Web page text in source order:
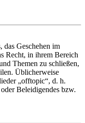
das Geschehen im
Recht, in ihrem Bereich
Themen zu schließen,
Üblicherweise
„offtopic“, d. h.
Beleidigendes bzw.